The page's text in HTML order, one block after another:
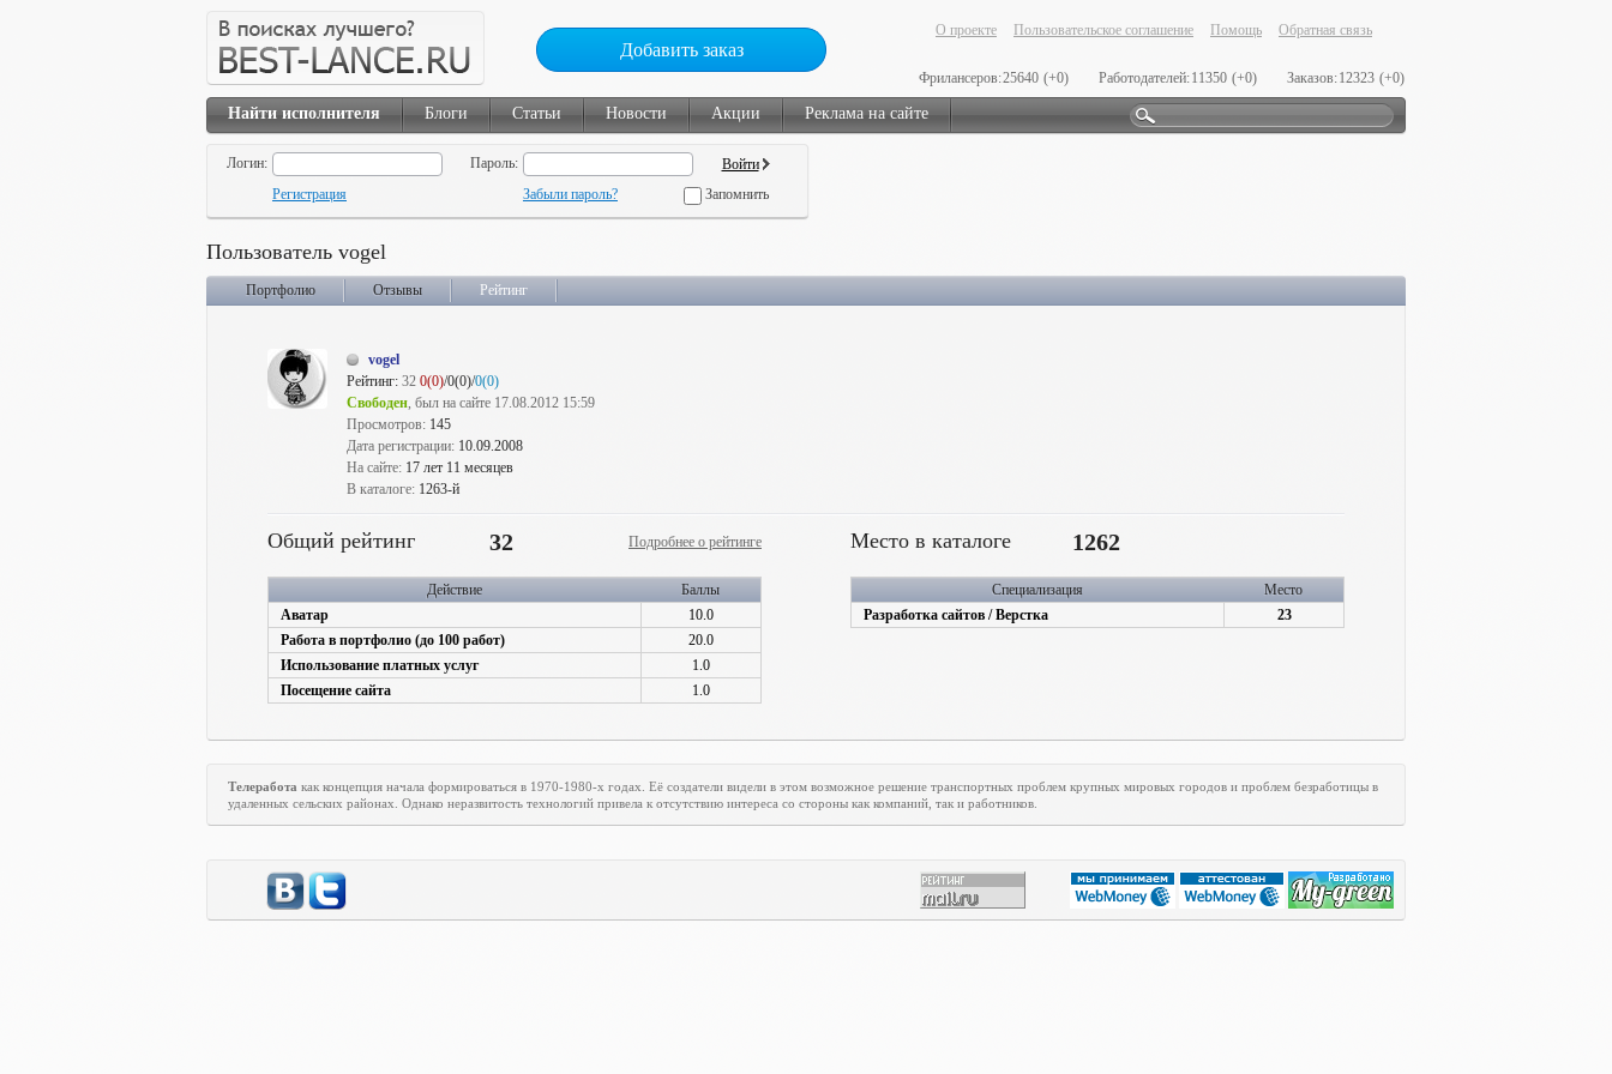
Добавить заказ
О проекте Пользовательское соглашение Помощь Обратная связь
Фрилансеров:25640 (+0) Работодателей:11350 (+0) Заказов:12323 (+0)
Найти исполнителя Блоги Статьи Новости Акции Реклама на сайте
Логин:
Пароль:
Регистрация
Забыли пароль? Запомнить
Пользователь vogel
Портфолио Отзывы Рейтинг
vogel
Рейтинг: 32 0(0)/0(0)/0(0)
Свободен, был на сайте 17.08.2012 15:59
Просмотров: 145
Дата регистрации: 10.09.2008
На сайте: 17 лет 11 месяцев
В каталоге: 1263-й
Общий рейтинг 32 Подробнее о рейтинге
Действие
Баллы
Аватар
10.0
Работа в портфолио (до 100 работ)
20.0
Использование платных услуг
1.0
Посещение сайта
1.0
Место в каталоге 1262
Специализация
Место
Разработка сайтов / Верстка
23
Телеработа как концепция начала формироваться в 1970-1980-х годах. Её создатели видели в этом возможное решение транспортных проблем крупных мировых городов и проблем безработицы в
удаленных сельских районах. Однако неразвитость технологий привела к отсутствию интереса со стороны как компаний, так и работников.